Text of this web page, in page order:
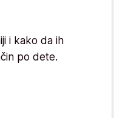
i kako da ih
po dete.